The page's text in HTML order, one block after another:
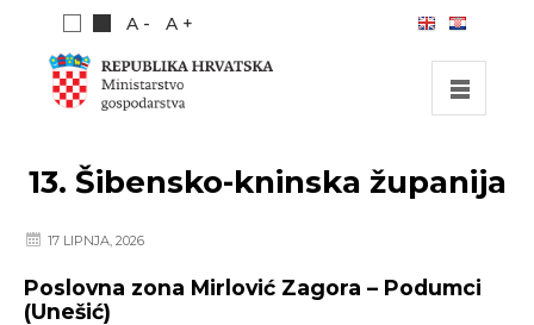
A - A +
POČETNA
O NAMA
13. Šibensko-kninska županija
17 LIPNJA, 2026
Poslovna zona Mirlović Zagora – Podumci
(Unešić)